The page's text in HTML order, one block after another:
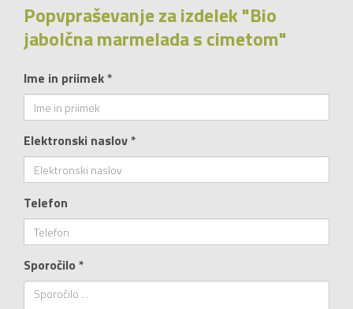
Popvpraševanje za izdelek "Bio
jabolčna marmelada s cimetom"
Ime in priimek *
Elektronski naslov *
Telefon
Sporočilo *